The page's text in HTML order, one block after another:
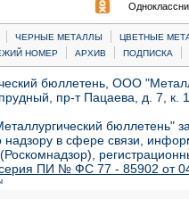
| ЧЕРНЫЕ МЕТАЛЛЫ |
ЦВЕТНЫЕ
НОМЕР | АРХИВ | ПОДПИСКА |
бюллетень, ООО
пр-т Пацаева, д. 7,
бюллетень"
в сфере связи,
ПИ № ФС 77 - 85902 от 04